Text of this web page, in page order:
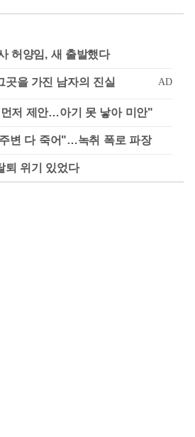
허양임, 새 출발했다
저 제안…아기 못 낳아 미안"
변 다 죽어"…녹취 폭로 파장
퇴 위기 있었다